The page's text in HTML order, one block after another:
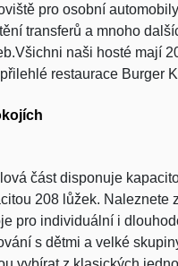
pro osobní
transferů a mnoho
naši hosté mají
restaurace Burger
část disponuje
208 lůžek. Naleznete
pro individuální i
s dětmi a velké